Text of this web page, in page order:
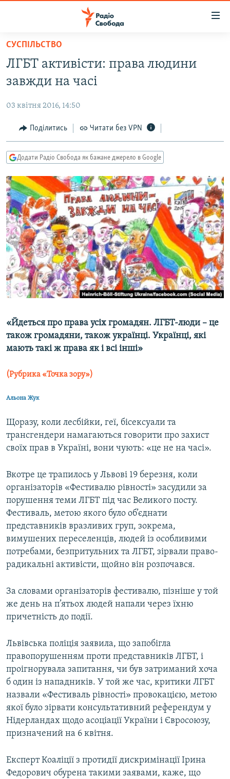
Перейти
основного
матеріалу
до
навігації
Перейти
до
ПОЛІТИКА
ЕКОНОМІКА
КУЛЬТУРА
СПОРТ
УКРАЇНА
СВІТ
ВІЙНА
РОСІЙСЬКА «ФІЛЬТРАЦІЯ»
КРИМ.РЕАЛІЇ
ТИ ЯК?
СХЕМИ
КИТАЙ.ВИКЛИКИ
МУЛЬТИМЕДІА
ФОТО
СПЕЦПРОЄКТИ
ПОДКАСТИ
КРИМ РЕАЛІЇ
РУС
УКР
КТАТ
ДОЛУЧАЙСЯ!
СУСПІЛЬСТВО
ЛГБТ активісти: права людини
завжди на часі
03 квітня 2016, 14:50
Поділитись Читати без VPN
Додати Радіо Свобода як бажане джерело в Google
«Йдеться про права усіх громадян. ЛГБТ-люди – це
також громадяни, також українці. Українці, які
мають такі ж права як і всі інші»
(Рубрика «Точка зору»)
Альона Жук
Щоразу, коли лесбійки, геї, бісексуали та
трансгендери намагаються говорити про захист
своїх прав в Україні, вони чують: «це не на часі».
Вкотре це трапилось у Львові 19 березня, коли
організаторів «Фестивалю рівності» засудили за
порушення теми ЛГБТ під час Великого посту.
Фестиваль, метою якого було об’єднати
представників вразливих груп, зокрема,
вимушених переселенців, людей із особливими
потребами, безпритульних та ЛГБТ, зірвали право-
радикальні активісти, щойно він розпочався.
За словами організаторів фестивалю, пізніше у той
же день на п’ятьох людей напали через їхню
причетність до події.
Львівська поліція заявила, що запобігла
правопорушенням проти представників ЛГБТ, і
проігнорувала запитання, чи був затриманий хоча
б один із нападників. У той же час, критики ЛГБТ
назвали «Фестиваль рівності» провокацією, метою
якої було зірвати консультативний референдум у
Нідерландах щодо асоціації України і Євросоюзу,
призначений на 6 квітня.
Експерт Коаліції з протидії дискримінації Ірина
Федорович обурена такими заявами, каже, що